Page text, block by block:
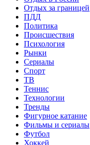
Отдых за границей
ПДД
Политика
Происшествия
Психология
Рынки
Сериалы
Спорт
ТВ
Теннис
Технологии
Тренды
Фигурное катание
Фильмы и сериалы
Футбол
Хоккей